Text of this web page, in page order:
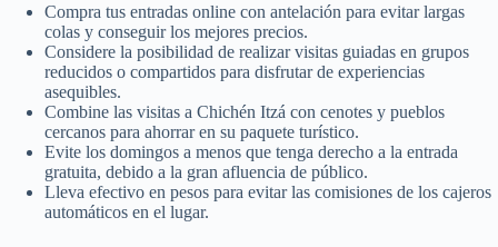
Compra tus entradas online con antelación para evitar largas
colas y conseguir los mejores precios.
Considere la posibilidad de realizar visitas guiadas en grupos
reducidos o compartidos para disfrutar de experiencias
asequibles.
Combine las visitas a Chichén Itzá con cenotes y pueblos
cercanos para ahorrar en su paquete turístico.
Evite los domingos a menos que tenga derecho a la entrada
gratuita, debido a la gran afluencia de público.
Lleva efectivo en pesos para evitar las comisiones de los cajeros
automáticos en el lugar.